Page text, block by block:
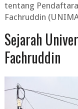
tentang
Fachruddin
Sejarah
Fachruddin